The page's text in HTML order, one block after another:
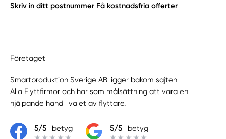
Skriv in ditt postnummer Få kostnadsfria offerter
Företaget
Smartproduktion Sverige AB ligger bakom sajten
Alla Flyttfirmor och har som målsättning att vara en
hjälpande hand i valet av flyttare.
5/5i betyg 5/5i betyg